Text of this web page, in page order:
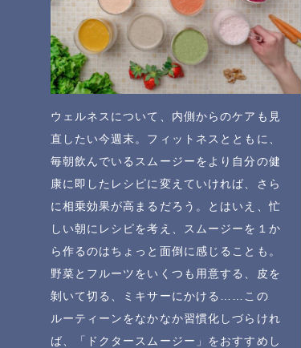
ウェルネスについて、内側からのケアも見
直したい今週末。フィットネスとともに、
毎朝飲んでいるスムージーをより自分の健
康に即したレシピに変えていければ、さら
に相乗効果が高まるだろう。とはいえ、忙
しい朝にレシピを考え、スムージーを１か
ら作るのはちょっと面倒に感じることも。
野菜とフルーツをいくつも用意する、皮を
剝いて切る、ミキサーにかける……この
ルーティーンをなかなか習慣化しづらけれ
ば、「ドクタースムージー」をおすすめし